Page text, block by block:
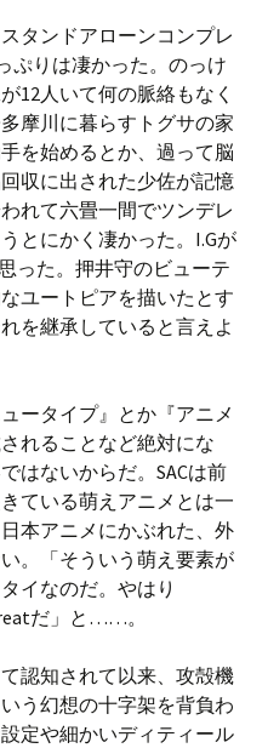
タンドアローンコンプレ
ぷりは凄かった。のっけ
12人いて何の脈絡もなく
摩川に暮らすトグサの家
を始めるとか、過って脳
収に出された少佐が記憶
れて六畳一間でツンデレ
とにかく凄かった。I.Gが
った。押井守のビューテ
ユートピアを描いたとす
を継承していると言えよ
ータイプ』とか『アニメ
れることなど絶対にな
はないからだ。SACは前
ている萌えアニメとは一
本アニメにかぶれた、外
。「そういう萌え要素が
イなのだ。やはり
だ」と……。
認知されて以来、攻殻機
う幻想の十字架を背負わ
定や細かいディティール